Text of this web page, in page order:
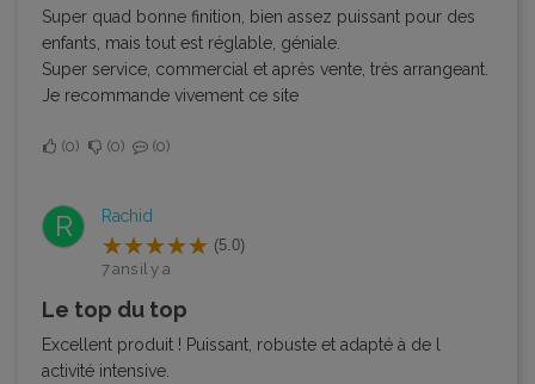
Super quad bonne finition, bien assez puissant pour des
enfants, mais tout est réglable, géniale.
Super service, commercial et après vente, très arrangeant.
Je recommande vivement ce site
0 0 0
R Rachid
(5.0)
7 ans il y a
Le top du top
Excellent produit ! Puissant, robuste et adapté à de l
activité intensive.